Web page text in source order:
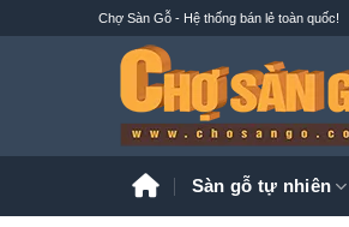
Chợ Sàn Gỗ - Hệ thống bán lẻ toàn quốc!
Sàn gỗ tự nhiên